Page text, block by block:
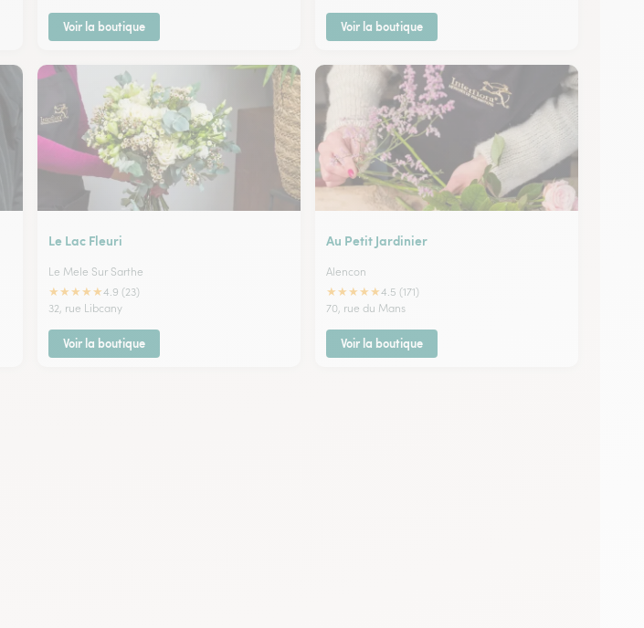
Voir la boutique Voir la boutique
Le Lac Fleuri
Le Mele Sur Sarthe
★★★★★4.9 (23)
32, rue Libcany
Voir la boutique
Au Petit Jardinier
Alencon
★★★★★4.5 (171)
70, rue du Mans
Voir la boutique